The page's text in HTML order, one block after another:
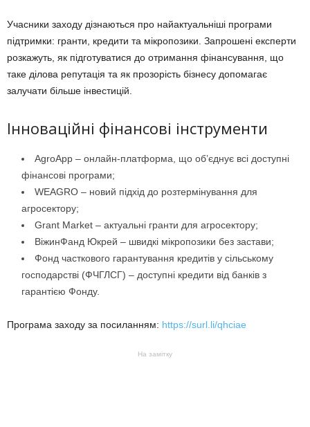
Учасники заходу дізнаються про найактуальніші програми
підтримки: гранти, кредити та мікропозики. Запрошені експерти
розкажуть, як підготуватися до отримання фінансування, що
таке ділова репутація та як прозорість бізнесу допомагає
залучати більше інвестицій.
Інноваційні фінансові інструменти
AgroApp – онлайн-платформа, що об’єднує всі доступні
фінансові програми;
WEAGRO – новий підхід до розтермінування для
агросектору;
Grant Market – актуальні гранти для агросектору;
ВіжинФанд Юкрей – швидкі мікропозики без застави;
Фонд часткового гарантування кредитів у сільському
господарстві (ФЧГЛСГ) – доступні кредити від банків з
гарантією Фонду.
Програма заходу за посиланням: https://surl.li/qhciae
На замітку